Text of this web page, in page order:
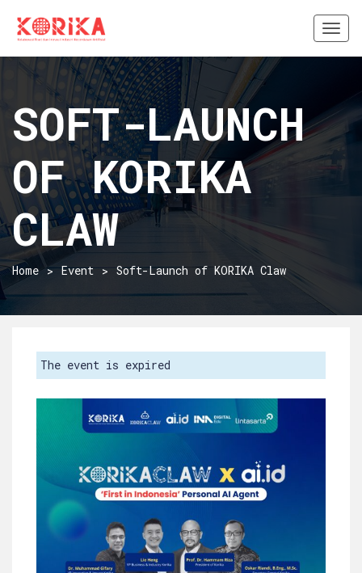
SOFT-LAUNCH
OF KORIKA
CLAW
Home Event Soft-Launch of KORIKA Claw
The event is expired